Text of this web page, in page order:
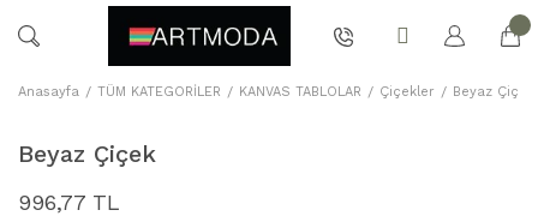
Anasayfa TÜM KATEGORİLER KANVAS TABLOLAR Çiçekler Beyaz Çiçek
Beyaz Çiçek
996,77 TL